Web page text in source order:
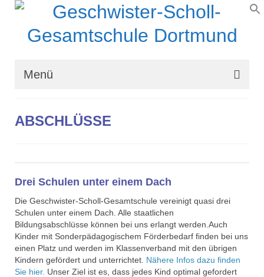
Menü
Schulleben
Organisation
Kontakt
ABSCHLÜSSE
Drei Schulen unter einem Dach
Die Geschwister-Scholl-Gesamtschule vereinigt quasi drei
Schulen unter einem Dach. Alle staatlichen
Bildungsabschlüsse können bei uns erlangt werden.Auch
Kinder mit Sonderpädagogischem Förderbedarf finden bei uns
einen Platz und werden im Klassenverband mit den übrigen
Kindern gefördert und unterrichtet. Nähere Infos dazu finden
Sie hier. Unser Ziel ist es, dass jedes Kind optimal gefordert